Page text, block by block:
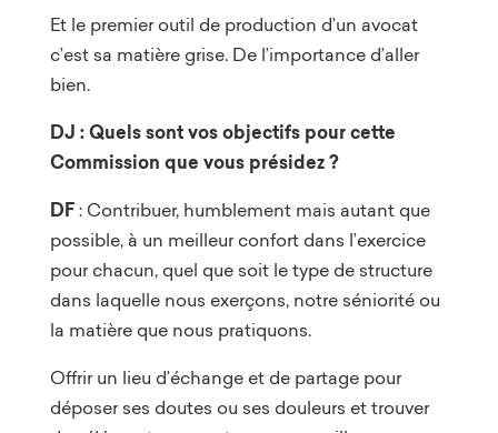
Et le premier outil de production d’un avocat
c’est sa matière grise. De l’importance d’aller
bien.
DJ : Quels sont vos objectifs pour cette
Commission que vous présidez ?
DF: Contribuer, humblement mais autant que
possible, à un meilleur confort dans l’exercice
pour chacun, quel que soit le type de structure
dans laquelle nous exerçons, notre séniorité ou
la matière que nous pratiquons.
Offrir un lieu d’échange et de partage pour
déposer ses doutes ou ses douleurs et trouver